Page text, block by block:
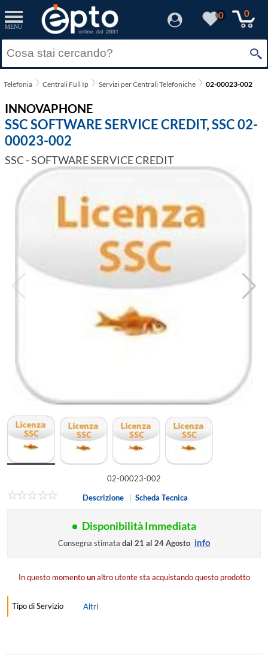
MENU
0 0
Telefonia Centrali Full Ip Servizi per Centrali Telefoniche 02-00023-002
INNOVAPHONE
SSC SOFTWARE SERVICE CREDIT, SSC 02-
00023-002
SSC - SOFTWARE SERVICE CREDIT
02-00023-002
Descrizione
Scheda Tecnica
Disponibilità Immediata
Consegna stimata dal 21 al 24 Agosto info
In questo momentounaltro utente sta acquistando questo prodotto
Tipo di Servizio Altri